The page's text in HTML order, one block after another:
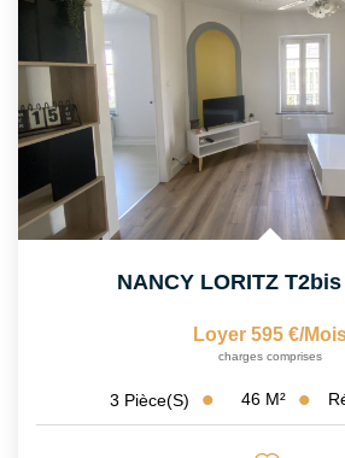
NANCY LORITZ T2bis
Loyer 595 €/
charges comprises
3 Pièce(s) 46 M²